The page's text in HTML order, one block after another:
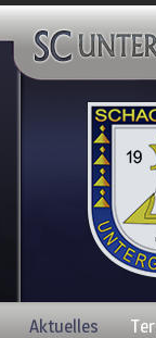
Navigation
Aktuelles